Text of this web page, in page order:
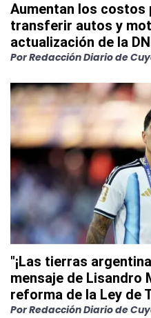
Aumentan los costos
transferir autos y
actualización de la
PorRedacción Diario de
"¡Las tierras
mensaje de Lisandro
reforma de la Ley de
PorRedacción Diario de